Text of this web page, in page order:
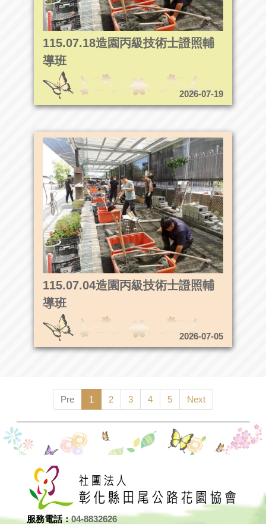
115.07.18造園丙級技術士證照輔
導班
2026-07-19
115.07.04造園丙級技術士證照輔
導班
2026-07-05
Pre 1 2 3 4 5 Next
服務電話：04-8832626